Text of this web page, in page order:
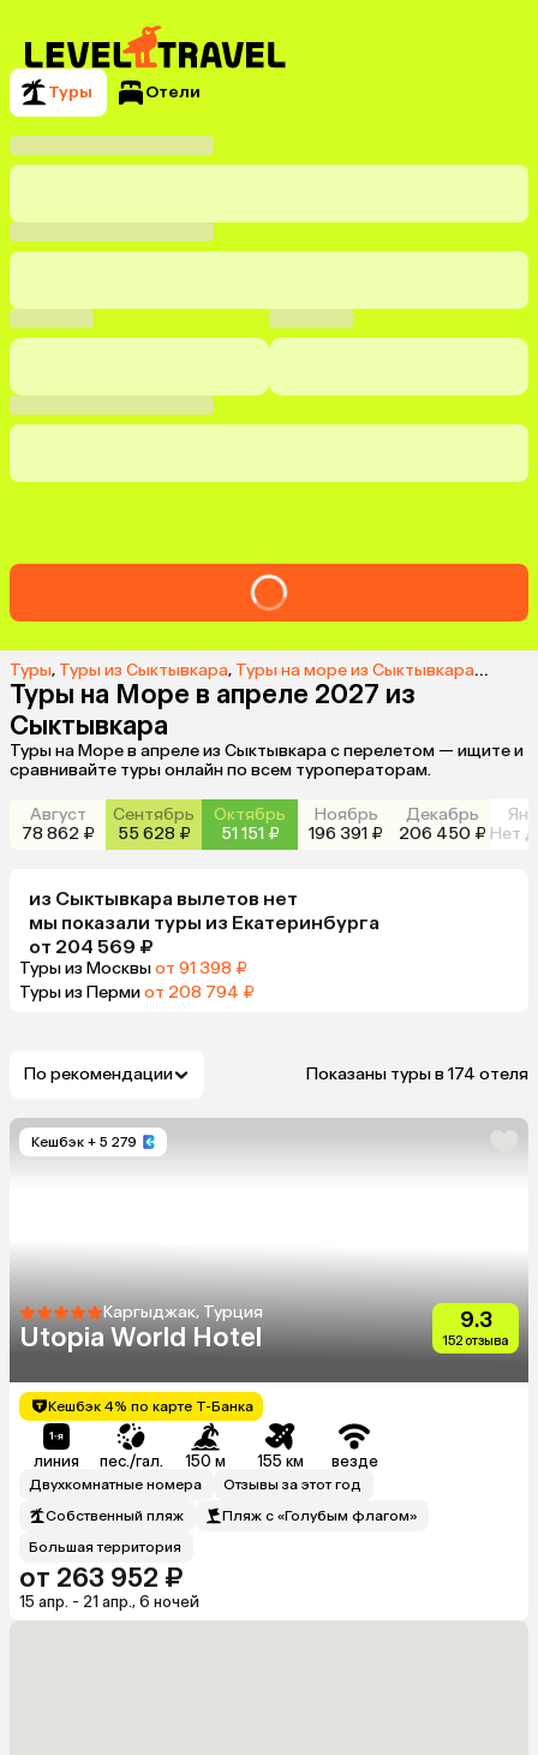
Туры Отели
Туры, Туры из Сыктывкара, Туры на море из Сыктывкара,Туры
Туры на Море в апреле 2027 из
Сыктывкара
Туры на Море в апреле из Сыктывкара с перелетом — ищите и
сравнивайте туры онлайн по всем туроператорам.
Август
78 862 ₽
Сентябрь
55 628 ₽
Октябрь
51 151 ₽
Ноябрь
196 391 ₽
Декабрь
206 450 ₽ Нет
из Сыктывкара вылетов нет
мы показали туры из Екатеринбурга
от 204 569 ₽
Туры из Москвыот 91 398 ₽
Туры из Пермиот 208 794 ₽
По рекомендации Показаны туры в 174 отеля
Кешбэк + 5 279
Каргыджак, Турция
Utopia World Hotel
9.3
152 отзыва
Кешбэк 4% по карте Т-Банка
линия пес./гал. 150 м 155 км везде
Двухкомнатные номера
Отзывы за этот год
Собственный пляж
Пляж с «Голубым флагом»
Большая территория
от 263 952 ₽
15 апр. - 21 апр., 6 ночей